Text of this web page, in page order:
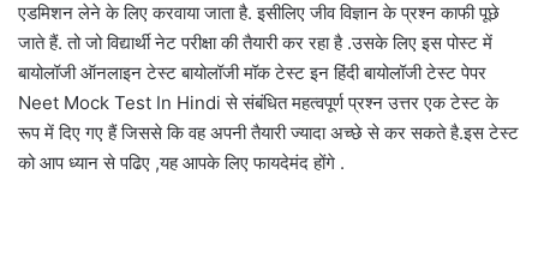
एडमिशन लेने के लिए करवाया जाता है. इसीलिए जीव विज्ञान के प्रश्न काफी पूछे
जाते हैं. तो जो विद्यार्थी नेट परीक्षा की तैयारी कर रहा है .उसके लिए इस पोस्ट में
बायोलॉजी ऑनलाइन टेस्ट बायोलॉजी मॉक टेस्ट इन हिंदी बायोलॉजी टेस्ट पेपर
Neet Mock Test In Hindi से संबंधित महत्वपूर्ण प्रश्न उत्तर एक टेस्ट के
रूप में दिए गए हैं जिससे कि वह अपनी तैयारी ज्यादा अच्छे से कर सकते है.इस टेस्ट
को आप ध्यान से पढिए ,यह आपके लिए फायदेमंद होंगे .